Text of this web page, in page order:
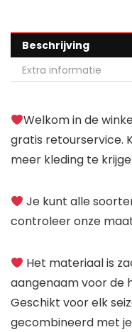
Beschrijving
Extra informatie
Welkom in de
gratis retourservice.
meer kleding te
Je kunt alle
controleer onze
Het materiaal is
aangenaam voor de
Geschikt voor elk
gecombineerd met